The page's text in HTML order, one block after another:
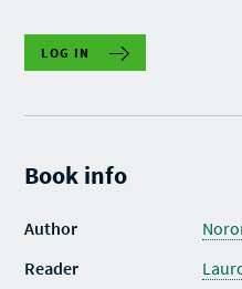
LOG IN
Book info
Author
Reader